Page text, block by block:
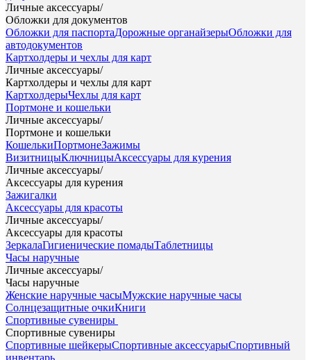
Личные аксессуары/
Обложки для документов
Обложки для паспортаДорожные органайзерыОбложки для
автодокументов
Картхолдеры и чехлы для карт
Личные аксессуары/
Картхолдеры и чехлы для карт
КартхолдерыЧехлы для карт
Портмоне и кошельки
Личные аксессуары/
Портмоне и кошельки
КошелькиПортмонеЗажимы
ВизитницыКлючницыАксессуары для курения
Личные аксессуары/
Аксессуары для курения
Зажигалки
Аксессуары для красоты
Личные аксессуары/
Аксессуары для красоты
ЗеркалаГигиенические помадыТаблетницы
Часы наручные
Личные аксессуары/
Часы наручные
Женские наручные часыМужские наручные часы
Солнцезащитные очкиКниги
Спортивные сувениры
Спортивные сувениры
Спортивные шейкерыСпортивные аксессуарыСпортивный
инвентарь